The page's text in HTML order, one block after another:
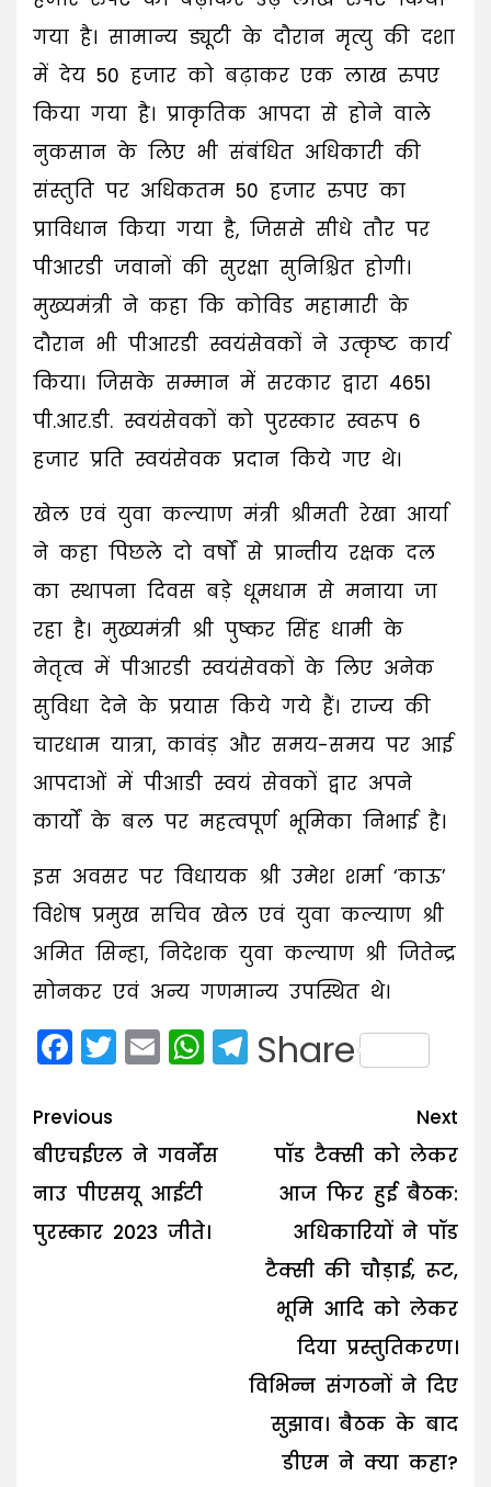
गया है। सामान्य ड्यूटी के दौरान मृत्यु की दशा
में देय 50 हजार को बढ़ाकर एक लाख रुपए
किया गया है। प्राकृतिक आपदा से होने वाले
नुकसान के लिए भी संबंधित अधिकारी की
संस्तुति पर अधिकतम 50 हजार रुपए का
प्राविधान किया गया है, जिससे सीधे तौर पर
पीआरडी जवानों की सुरक्षा सुनिश्चित होगी।
मुख्यमंत्री ने कहा कि कोविड महामारी के
दौरान भी पीआरडी स्वयंसेवकों ने उत्कृष्ट कार्य
किया। जिसके सम्मान में सरकार द्वारा 4651
पी.आर.डी. स्वयंसेवकों को पुरस्कार स्वरूप 6
हजार प्रति स्वयंसेवक प्रदान किये गए थे।
खेल एवं युवा कल्याण मंत्री श्रीमती रेखा आर्या
ने कहा पिछले दो वर्षों से प्रान्तीय रक्षक दल
का स्थापना दिवस बड़े धूमधाम से मनाया जा
रहा है। मुख्यमंत्री श्री पुष्कर सिंह धामी के
नेतृत्व में पीआरडी स्वयंसेवकों के लिए अनेक
सुविधा देने के प्रयास किये गये हैं। राज्य की
चारधाम यात्रा, कावंड़ और समय-समय पर आई
आपदाओं में पीआडी स्वयं सेवकों द्वार अपने
कार्यों के बल पर महत्वपूर्ण भूमिका निभाई है।
इस अवसर पर विधायक श्री उमेश शर्मा ‘काऊ’
विशेष प्रमुख सचिव खेल एवं युवा कल्याण श्री
अमित सिन्हा, निदेशक युवा कल्याण श्री जितेन्द्र
सोनकर एवं अन्य गणमान्य उपस्थित थे।
Facebook
Twitter
EmailWhatsApp
Telegram
Share
Post
navigation
Previous
बीएचईएल ने गवर्नेंस
नाउ पीएसयू आईटी
पुरस्कार 2023 जीते।
Next
पॉड टैक्सी को लेकर
आज फिर हुई बैठक:
अधिकारियों ने पॉड
टैक्सी की चौड़ाई, रूट,
भूमि आदि को लेकर
दिया प्रस्तुतिकरण।
विभिन्न संगठनों ने दिए
सुझाव। बैठक के बाद
डीएम ने क्या कहा?